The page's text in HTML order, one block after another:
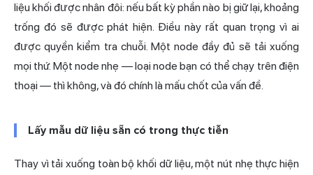
liệu khối được nhân đôi: nếu bất kỳ phần nào bị giữ lại, khoảng
trống đó sẽ được phát hiện. Điều này rất quan trọng vì ai
được quyền kiểm tra chuỗi. Một node đầy đủ sẽ tải xuống
mọi thứ. Một node nhẹ — loại node bạn có thể chạy trên điện
thoại — thì không, và đó chính là mấu chốt của vấn đề.
Lấy mẫu dữ liệu sẵn có trong thực tiễn
Thay vì tải xuống toàn bộ khối dữ liệu, một nút nhẹ thực hiện